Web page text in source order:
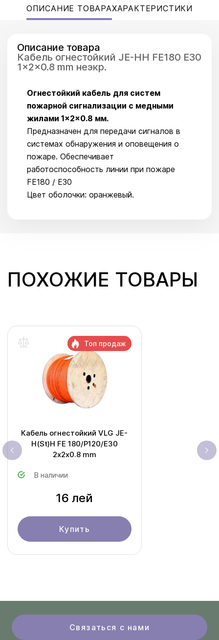
ОПИСАНИЕ ТОВАРАХАРАКТЕРИСТИКИ
Описание товара
Кабель огнестойкий JE-HH FE180 E30
1x2x0.8 mm неэкр.
Огнестойкий кабель для систем
пожарной сигнализации с медными
жилами 1×2×0.8 мм.
Предназначен для передачи сигналов в
системах обнаружения и оповещения о
пожаре. Обеспечивает
работоспособность линии при пожаре
FE180 / E30
Цвет оболочки: оранжевый.
ПОХОЖИЕ ТОВАРЫ
Кабель огнестойкий VLG JE-
H(St)H FE 180/P120/E30
2х2х0.8 mm
В наличии
16 лей
Купить
Топ продаж
Связаться с нами